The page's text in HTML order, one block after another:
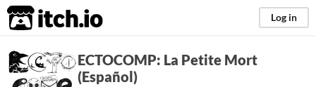
itch.io Log in
ECTOCOMP: La Petite Mort
(Español)